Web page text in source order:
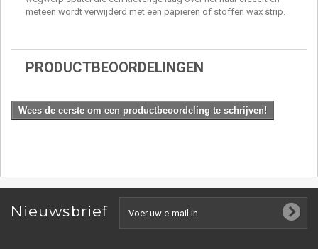
meteen wordt verwijderd met een papieren of stoffen wax strip.
PRODUCTBEOORDELINGEN
Wees de eerste om een productbeoordeling te schrijven!
Nieuwsbrief